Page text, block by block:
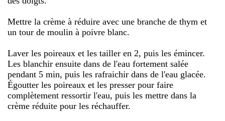
Mettre la crème à réduire avec une branche de thym et
un tour de moulin à poivre blanc.
Laver les poireaux et les tailler en 2, puis les émincer.
Les blanchir ensuite dans de l'eau fortement salée
pendant 5 min, puis les rafraichir dans de l'eau glacée.
Égoutter les poireaux et les presser pour faire
complètement ressortir l'eau, puis les mettre dans la
crème réduite pour les réchauffer.